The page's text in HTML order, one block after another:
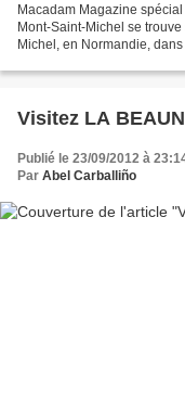
Macadam Magazine
Mont-Saint-Michel se
Michel, en Normandie,
Visitez LA
Publié le 23/09/2012 à
Par Abel Carballiño